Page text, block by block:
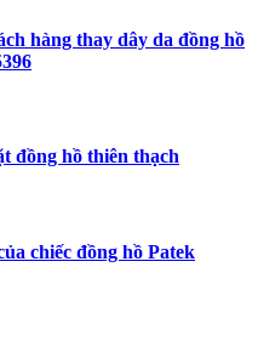
hàng thay dây da đồng hồ
đồng hồ thiên thạch
chiếc đồng hồ Patek